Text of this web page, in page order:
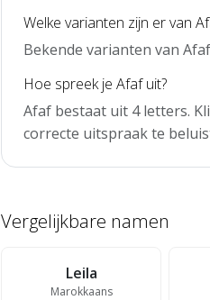
Welke varianten zijn er van
Bekende varianten van
Hoe spreek je Afaf uit?
Afaf bestaat uit 4 letters.
correcte uitspraak te
Vergelijkbare namen
Leila
Marokkaans